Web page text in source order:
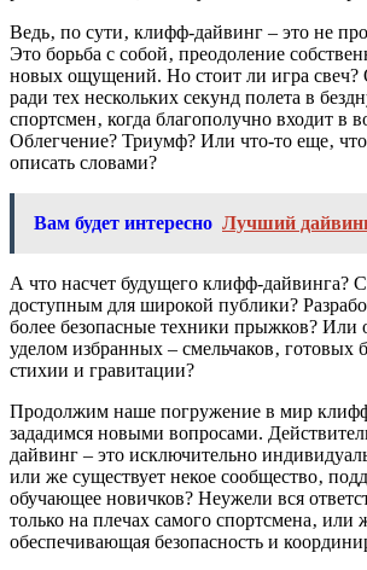
Ведь‚ по сути‚ клифф-дайвинг – это не
Это борьба с собой‚ преодоление
новых ощущений. Но стоит ли игра свеч?
ради тех нескольких секунд полета в
спортсмен‚ когда благополучно входит в
Облегчение? Триумф? Или что-то еще‚
описать словами?
Вам будет интересно Лучший
А что насчет будущего клифф-дайвинга?
доступным для широкой публики?
более безопасные техники прыжков? Или
уделом избранных – смельчаков‚ готовых
стихии и гравитации?
Продолжим наше погружение в мир
зададимся новыми вопросами.
дайвинг – это исключительно
или же существует некое сообщество‚
обучающее новичков? Неужели вся
только на плечах самого спортсмена‚ или
обеспечивающая безопасность и